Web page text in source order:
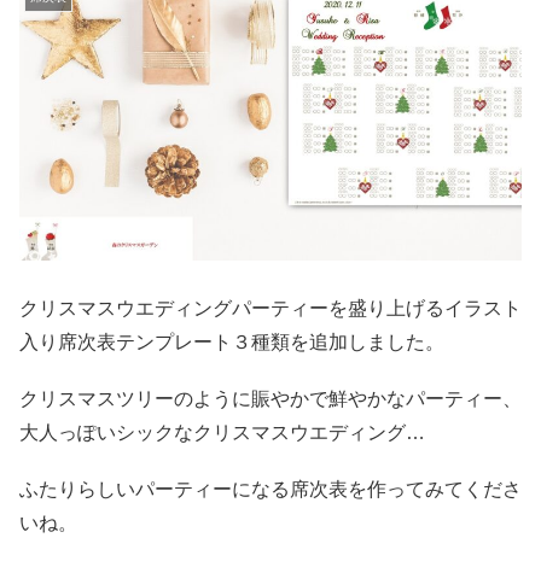
クリスマスウエディングパーティーを盛り上げるイラスト
入り席次表テンプレート３種類を追加しました。
クリスマスツリーのように賑やかで鮮やかなパーティー、
大人っぽいシックなクリスマスウエディング…
ふたりらしいパーティーになる席次表を作ってみてくださ
いね。